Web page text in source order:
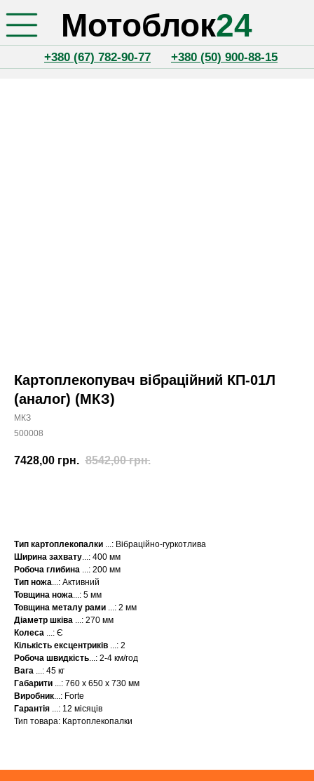
Мотоблок24
Картоплекопувач вібраційний КП-01Л
(аналог) (МКЗ)
МКЗ
500008
7428,00 грн. 8542,00 грн.
Тип картоплекопалки ...: Вібраційно-гуркотлива
Ширина захвату...: 400 мм
Робоча глибина ...: 200 мм
Тип ножа...: Активний
Товщина ножа...: 5 мм
Товщина металу рами ...: 2 мм
Діаметр шківа ...: 270 мм
Колеса ...: Є
Кількість ексцентриків ...: 2
Робоча швидкість...: 2-4 км/год
Вага ...: 45 кг
Габарити ...: 760 х 650 х 730 мм
Виробник...: Forte
Гарантія ...: 12 місяців
Тип товара: Картоплекопалки